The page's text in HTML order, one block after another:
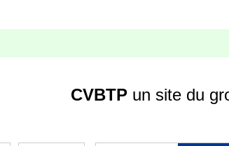
CVBTP un site du